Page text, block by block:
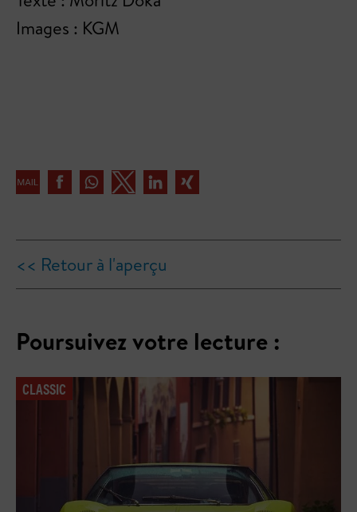
Images : KGM
<< Retour à l'aperçu
Poursuivez votre lecture :
CLASSIC